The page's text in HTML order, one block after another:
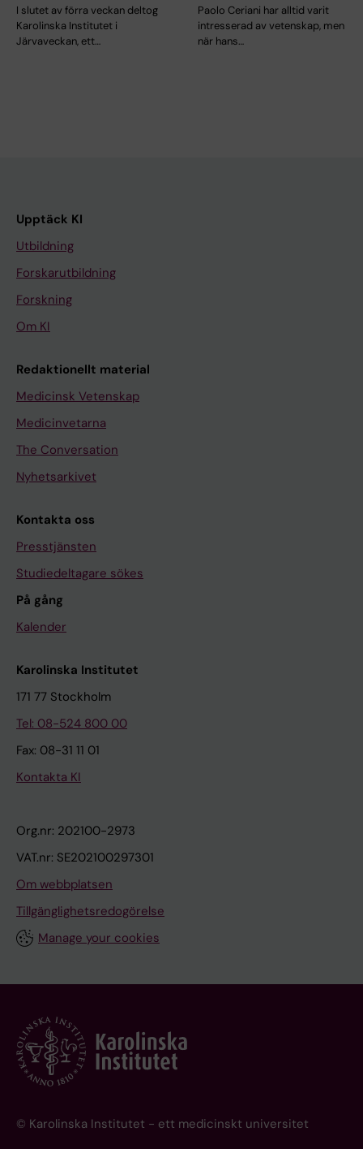
I slutet av förra veckan deltog
Karolinska Institutet i
Järvaveckan, ett…
Paolo Ceriani har alltid varit
intresserad av vetenskap, men
när hans…
Upptäck KI
Utbildning
Forskarutbildning
Forskning
Om KI
Redaktionellt material
Medicinsk Vetenskap
Medicinvetarna
The Conversation
Nyhetsarkivet
Kontakta oss
Presstjänsten
Studiedeltagare sökes
På gång
Kalender
Karolinska Institutet
171 77 Stockholm
Tel: 08-524 800 00
Fax: 08-31 11 01
Kontakta KI
Org.nr: 202100-2973
VAT.nr: SE202100297301
Om webbplatsen
Tillgänglighetsredogörelse
Manage your cookies
© Karolinska Institutet - ett medicinskt universitet